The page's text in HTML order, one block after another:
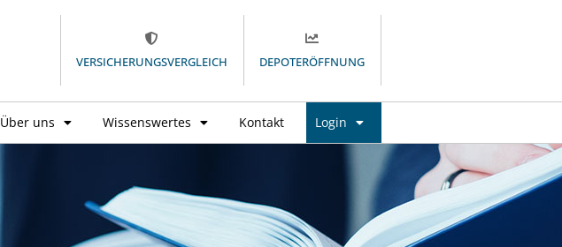
VERSICHERUNGSVERGLEICH DEPOTERÖFFNUNG
Über uns Wissenswertes Kontakt Login